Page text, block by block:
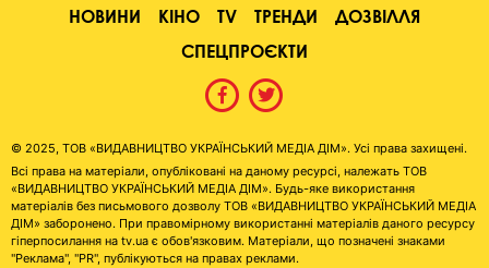
НОВИНИ КІНО TV ТРЕНДИ
ДОЗВІЛЛЯ
СПЕЦПРОЄКТИ
© 2025, ТОВ «ВИДАВНИЦТВО УКРАЇНСЬКИЙ МЕДІА ДІМ». Усі права захищені.
Всі права на матеріали, опубліковані на даному ресурсі, належать ТОВ
«ВИДАВНИЦТВО УКРАЇНСЬКИЙ МЕДІА ДІМ». Будь-яке використання
матеріалів без письмового дозволу ТОВ «ВИДАВНИЦТВО УКРАЇНСЬКИЙ МЕДІА
ДІМ» заборонено. При правомірному використанні матеріалів даного ресурсу
гіперпосилання на tv.ua є обов'язковим. Матеріали, що позначені знаками
"Реклама", "PR", публікуються на правах реклами.